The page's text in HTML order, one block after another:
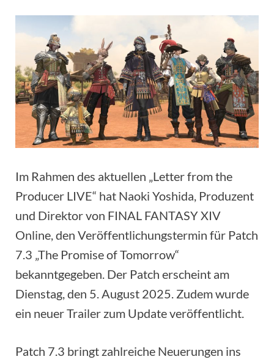
Im Rahmen des aktuellen „Letter from the
Producer LIVE“ hat Naoki Yoshida, Produzent
und Direktor von FINAL FANTASY XIV
Online, den Veröffentlichungstermin für Patch
7.3 „The Promise of Tomorrow“
bekanntgegeben. Der Patch erscheint am
Dienstag, den 5. August 2025. Zudem wurde
ein neuer Trailer zum Update veröffentlicht.
Patch 7.3 bringt zahlreiche Neuerungen ins